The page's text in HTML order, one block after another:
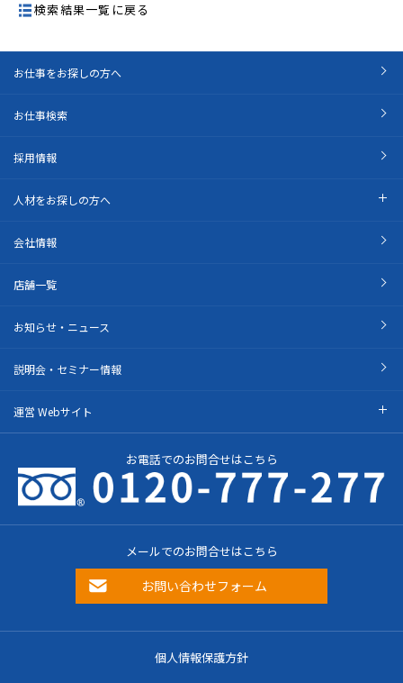
検索結果一覧に戻る
お仕事をお探しの方へ
お仕事検索
採用情報
人材をお探しの方へ
会社情報
店舗一覧
お知らせ・ニュース
説明会・セミナー情報
運営 Webサイト
お電話でのお問合せはこちら
メールでのお問合せはこちら
お問い合わせフォーム
個人情報保護方針